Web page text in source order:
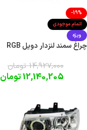
-19%
اتمام موجودی
ویژه
چراغ سمند لنزدار دویل RGB
14,927,000 تومان
12,140,205تومان